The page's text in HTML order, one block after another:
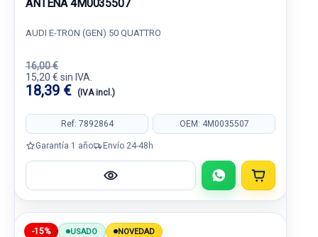
ANTENA 4M0035507
AUDI E-TRON (GEN) 50 QUATTRO
16,00 €
15,20 € sin IVA.
18,39 € (IVA incl.)
Ref: 7892864 OEM: 4M0035507
Garantía 1 año Envío 24-48h
-15% USADO NOVEDAD